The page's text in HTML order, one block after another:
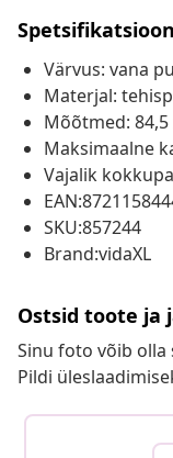
Värvus: vana
Materjal:
Mõõtmed: 84,5
Maksimaalne
Vajalik
SKU:857244
Brand:vidaXL
Ostsid toote ja
Sinu foto võib olla
Pildi